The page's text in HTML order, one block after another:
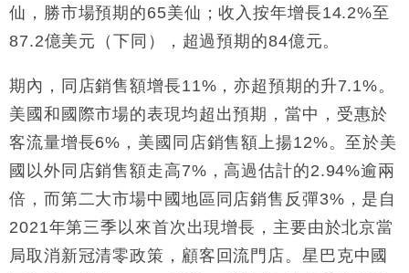
仙，勝市場預期的65美仙；收入按年增長14.2%至
87.2億美元（下同），超過預期的84億元。
期內，同店銷售額增長11%，亦超預期的升7.1%。
美國和國際市場的表現均超出預期，當中，受惠於
客流量增長6%，美國同店銷售額上揚12%。至於美
國以外同店銷售額走高7%，高過估計的2.94%逾兩
倍，而第二大市場中國地區同店銷售反彈3%，是自
2021年第三季以來首次出現增長，主要由於北京當
局取消新冠清零政策，顧客回流門店。星巴克中國